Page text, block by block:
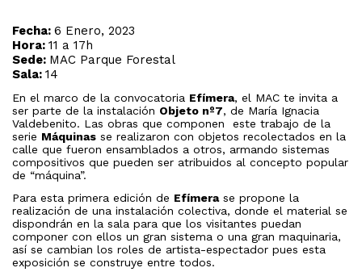
Fecha: 6 Enero, 2023
Hora: 11 a 17h
Sede: MAC Parque Forestal
Sala: 14
En el marco de la convocatoria Efímera, el MAC te invita a
ser parte de la instalación Objeto nº7, de María Ignacia
Valdebenito. Las obras que componen este trabajo de la
serie Máquinas se realizaron con objetos recolectados en la
calle que fueron ensamblados a otros, armando sistemas
compositivos que pueden ser atribuidos al concepto popular
de “máquina”.
Para esta primera edición de Efímerase propone la
realización de una instalación colectiva, donde el material se
dispondrán en la sala para que los visitantes puedan
componer con ellos un gran sistema o una gran maquinaria,
así se cambian los roles de artista-espectador pues esta
exposición se construye entre todos.